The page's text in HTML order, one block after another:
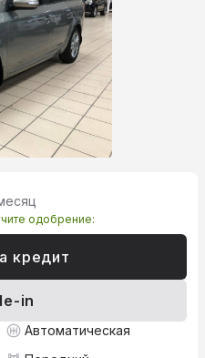
одобрение:
кредит
in
Автоматическая